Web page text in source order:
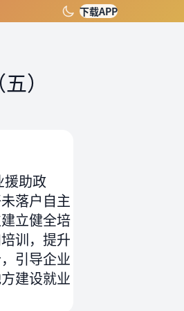
下载APP
（五）
援助政
落户自主
立健全培
训，提升
引导企业
建设就业